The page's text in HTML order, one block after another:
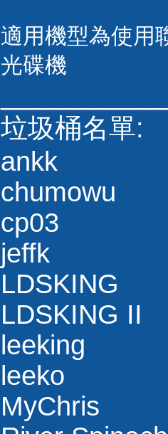
適用機型為使用
光碟機
垃圾桶名單:
ankk
chumowu
cp03
jeffk
LDSKING
LDSKING II
leeking
leeko
MyChris